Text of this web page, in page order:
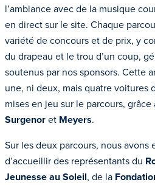
l’ambiance avec de la musique
en direct sur le site. Chaque
variété de concours et de prix, y
du drapeau et le trou d’un coup,
soutenus par nos sponsors. Cette
une, ni deux, mais quatre voitures
mises en jeu sur le parcours, grâce
Surgenoret Meyers.
Sur les deux parcours, nous avons
d’accueillir des représentants du
Jeunesse au Soleil, de la